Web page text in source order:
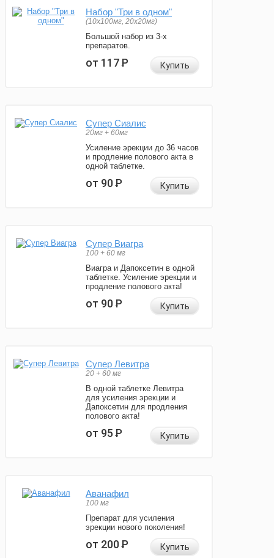
Набор "Три в одном"
(10x100мг, 20x20мг)
Большой набор из 3-х
препаратов.
от 117Р Купить
Супер Сиалис
20мг + 60мг
Усиление эрекции до 36 часов
и продление полового акта в
одной таблетке.
от 90Р Купить
Супер Виагра
100 + 60 мг
Виагра и Дапоксетин в одной
таблетке. Усиление эрекции и
продление полового акта!
от 90Р Купить
Супер Левитра
20 + 60 мг
В одной таблетке Левитра
для усиления эрекции и
Дапоксетин для продления
полового акта!
от 95Р Купить
Аванафил
100 мг
Препарат для усиления
эрекции нового поколения!
от 200Р Купить